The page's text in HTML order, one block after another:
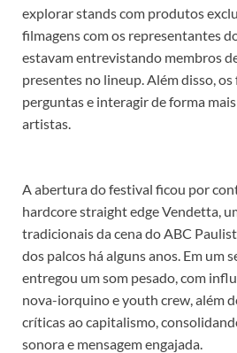
explorar stands com produtos
filmagens com os representantes
estavam entrevistando membros
presentes no lineup. Além disso,
perguntas e interagir de forma
artistas.
A abertura do festival ficou por
hardcore straight edge Vendetta,
tradicionais da cena do ABC
dos palcos há alguns anos. Em um
entregou um som pesado, com
nova-iorquino e youth crew, além
críticas ao capitalismo,
sonora e mensagem engajada.